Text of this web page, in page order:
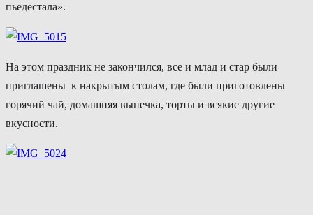
пьедестала».
На этом праздник не закончился, все и млад и стар были
приглашены к накрытым столам, где были приготовлены
горячий чай, домашняя выпечка, торты и всякие другие
вкусности.